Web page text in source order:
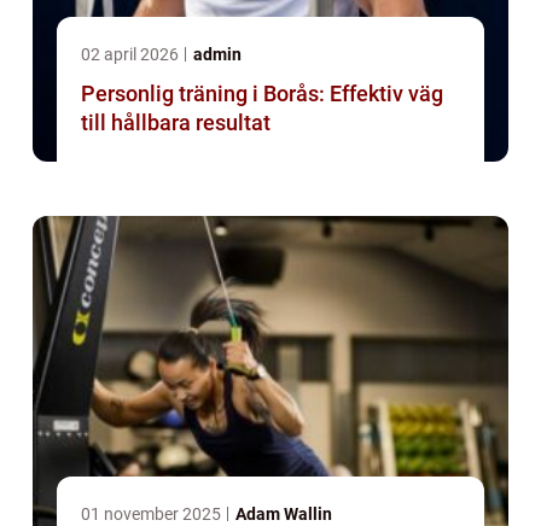
02 april 2026 admin
Personlig träning i Borås: Effektiv väg
till hållbara resultat
01 november 2025 Adam Wallin